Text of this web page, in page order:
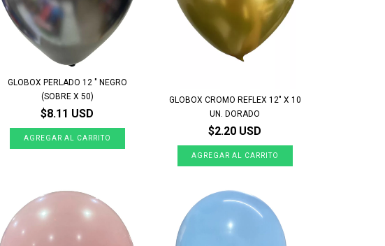
GLOBOX PERLADO 12 " NEGRO
(SOBRE X 50)
$8.11 USD
GLOBOX CROMO REFLEX 12" X 10
UN. DORADO
$2.20 USD